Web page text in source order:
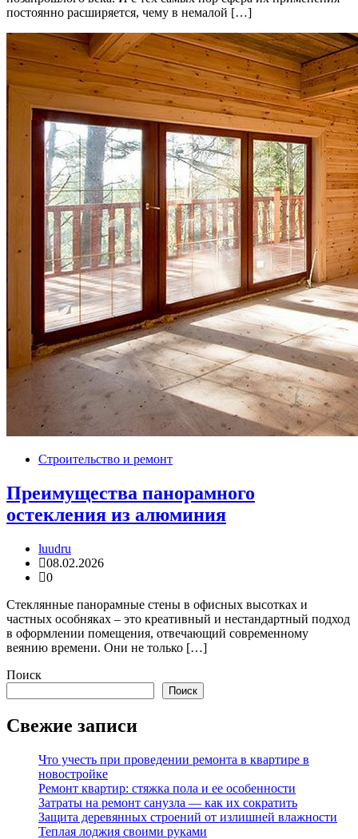
постоянно расширяется, чему в немалой […]
Строительство и ремонт
Преимущества панорамного
остекления из алюминия
luudru
08.02.2026
0
Стеклянные панорамные стены в офисных высотках и
частных особняках – это креативный и нестандартный подход
в оформлении помещения, отвечающий современному
веянию времени. Они не только […]
Поиск
Поиск
Свежие записи
Что учесть при проведении ремонта в квартире в
новостройке
Ремонт квартир: стяжка пола и ее особенности
Затраты на ремонт санузла — как их сократить
Защита деревянных строений от излишней влажности
Теплая лоджия своими руками